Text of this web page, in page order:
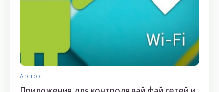
Android
Приложения для контроля вай фай сетей и